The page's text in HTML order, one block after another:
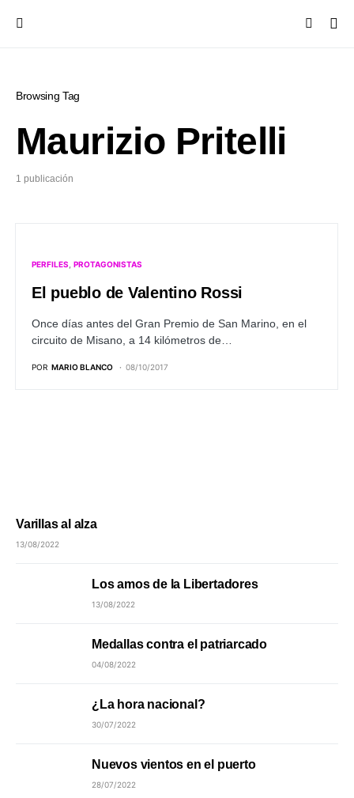
Browsing Tag
Maurizio Pritelli
1 publicación
PERFILES PROTAGONISTAS
El pueblo de Valentino Rossi
Once días antes del Gran Premio de San Marino, en el
circuito de Misano, a 14 kilómetros de…
POR MARIO BLANCO 08/10/2017
Varillas al alza
13/08/2022
Los amos de la Libertadores
13/08/2022
Medallas contra el patriarcado
04/08/2022
¿La hora nacional?
30/07/2022
Nuevos vientos en el puerto
28/07/2022